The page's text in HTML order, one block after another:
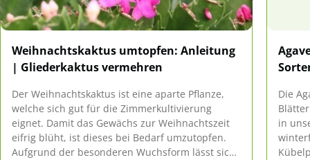
Weihnachtskaktus umtopfen: Anleitung
| Gliederkaktus vermehren
Der Weihnachtskaktus ist eine aparte Pflanze,
welche sich gut für die Zimmerkultivierung
eignet. Damit das Gewächs zur Weihnachtszeit
eifrig blüht, ist dieses bei Bedarf umzutopfen.
Aufgrund der besonderen Wuchsform lässt sich
Die
in